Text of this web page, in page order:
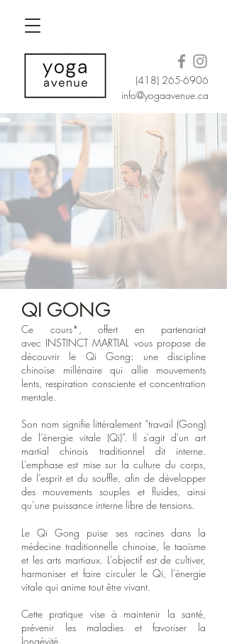
(418) 265-6906
info@yogaavenue.ca
QI GONG
Ce cours*, offert en partenariat
avec INSTINCT MARTIAL vous propose de
découvrir le Qi Gong: une discipline
chinoise millénaire qui allie mouvements
lents, respiration consciente et concentration
mentale.
Son nom signifie littéralement “travail (Gong)
de l’énergie vitale (Qi)”. Il s'agit d'un art
martial chinois traditionnel dit interne.
L’emphase est mise sur la culture du corps,
de l’esprit et du souffle, afin de développer
des mouvements souples et fluides, ainsi
qu’une puissance interne libre de tensions.
Le Qi Gong puise ses racines dans la
médecine traditionnelle chinoise, le taoïsme
et les arts martiaux. L’objectif est de cultiver,
harmoniser et faire circuler le Qi, l’énergie
vitale qui anime tout être vivant.
Cette pratique vise à maintenir la santé,
prévenir les maladies et favoriser la
longévité.